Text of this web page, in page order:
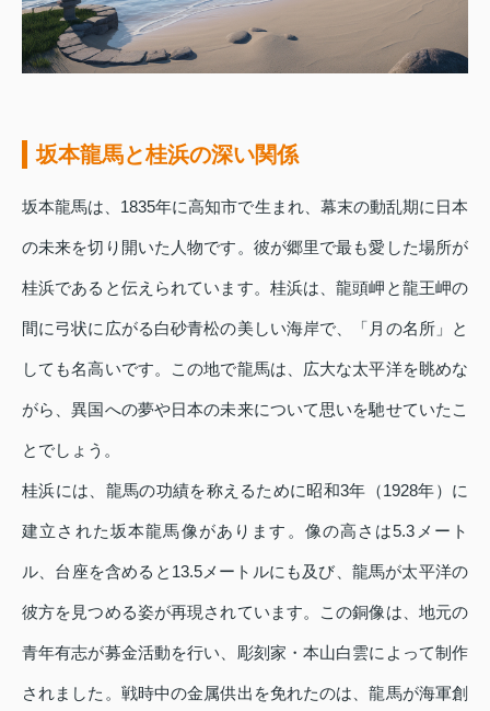
坂本龍馬と桂浜の深い関係
坂本龍馬は、1835年に高知市で生まれ、幕末の動乱期に日本
の未来を切り開いた人物です。彼が郷里で最も愛した場所が
桂浜であると伝えられています。桂浜は、龍頭岬と龍王岬の
間に弓状に広がる白砂青松の美しい海岸で、「月の名所」と
しても名高いです。この地で龍馬は、広大な太平洋を眺めな
がら、異国への夢や日本の未来について思いを馳せていたこ
とでしょう。
桂浜には、龍馬の功績を称えるために昭和3年（1928年）に
建立された坂本龍馬像があります。像の高さは5.3メート
ル、台座を含めると13.5メートルにも及び、龍馬が太平洋の
彼方を見つめる姿が再現されています。この銅像は、地元の
青年有志が募金活動を行い、彫刻家・本山白雲によって制作
されました。戦時中の金属供出を免れたのは、龍馬が海軍創